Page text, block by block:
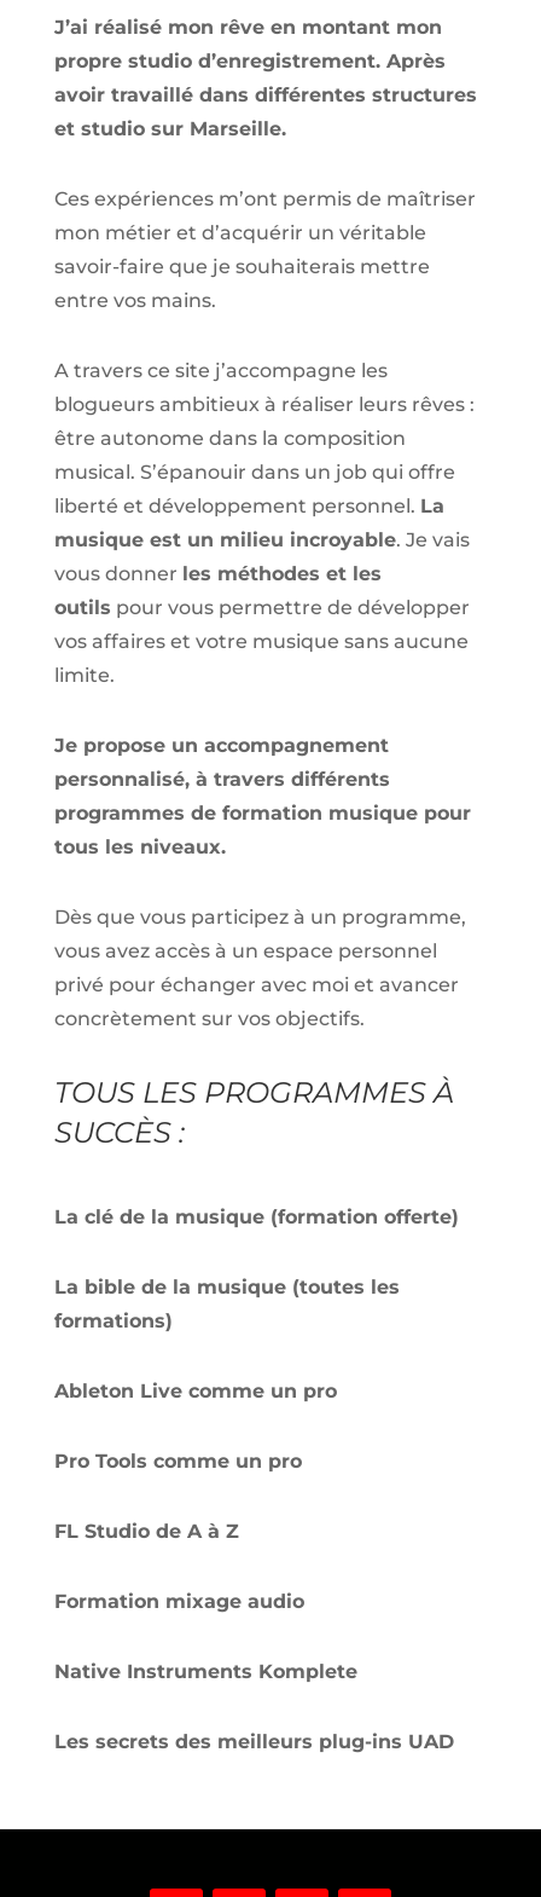
J’ai réalisé mon rêve en montant mon
propre studio d’enregistrement. Après
avoir travaillé dans différentes structures
et studio sur Marseille.
Ces expériences m’ont permis de maîtriser
mon métier et d’acquérir un véritable
savoir-faire que je souhaiterais mettre
entre vos mains.
A travers ce site j’accompagne les
blogueurs ambitieux à réaliser leurs rêves :
être autonome dans la composition
musical. S’épanouir dans un job qui offre
liberté et développement personnel. La
musique est un milieu incroyable. Je vais
vous donner les méthodes et les
outils pour vous permettre de développer
vos affaires et votre musique sans aucune
limite.
Je propose un accompagnement
personnalisé, à travers différents
programmes de formation musique pour
tous les niveaux.
Dès que vous participez à un programme,
vous avez accès à un espace personnel
privé pour échanger avec moi et avancer
concrètement sur vos objectifs.
TOUS LES PROGRAMMES À
SUCCÈS :
La clé de la musique (formation offerte)
La bible de la musique (toutes les
formations)
Ableton Live comme un pro
Pro Tools comme un pro
FL Studio de A à Z
Formation mixage audio
Native Instruments Komplete
Les secrets des meilleurs plug-ins UAD